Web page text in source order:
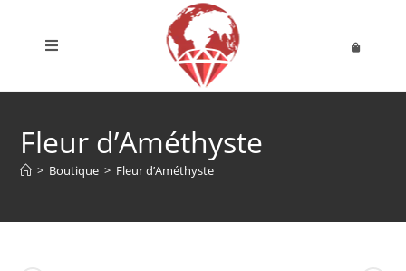
Fleur d’Améthyste
> Boutique > Fleur d’Améthyste